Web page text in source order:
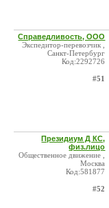
Справедливость, ООО
Экспедитор-перевозчик ,
Санкт-Петербург
Код:2292726
#51
Президиум Д КС,
физ.лицо
Общественное движение ,
Москва
Код:581877
#52